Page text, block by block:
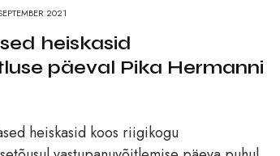
2021
heiskasid
päeval Pika Hermanni
heiskasid koos riigikogu